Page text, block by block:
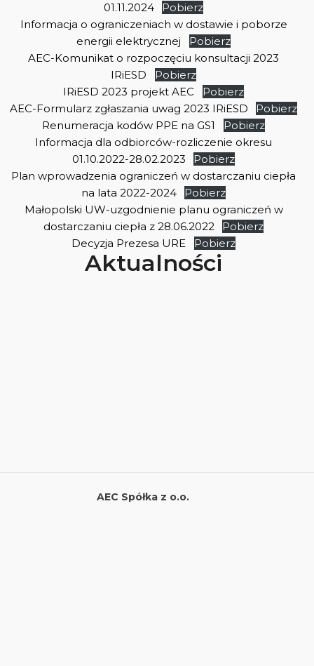
01.11.2024
Pobierz
Informacja o ograniczeniach w dostawie i poborze
energii elektrycznej
Pobierz
AEC-Komunikat o rozpoczęciu konsultacji 2023
IRiESD
Pobierz
IRiESD 2023 projekt AEC
Pobierz
AEC-Formularz zgłaszania uwag 2023 IRiESD
Pobierz
Renumeracja kodów PPE na GS1
Pobierz
Informacja dla odbiorców-rozliczenie okresu
01.10.2022-28.02.2023
Pobierz
Plan wprowadzenia ograniczeń w dostarczaniu ciepła
na lata 2022-2024
Pobierz
Małopolski UW-uzgodnienie planu ograniczeń w
dostarczaniu ciepła z 28.06.2022
Pobierz
Decyzja Prezesa URE
Pobierz
Aktualności
AEC Spółka z o.o.